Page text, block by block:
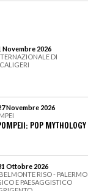
Novembre 2026
DI
Novembre 2026
POP MYTHOLOGY
Ottobre 2026
RISO - PALERMO
E PAESAGGISTICO